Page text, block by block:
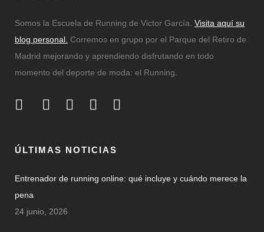
Somos la Escuela de Running de Victor García. Visita aquí su
blog personal. Corremos en grupo por el Parque del Retiro de
Madrid mejorando y aprendiendo disfrutando en todo
momento del deporte de moda: el Running.
ÚLTIMAS NOTICIAS
Entrenador de running online: qué incluye y cuándo merece la
pena
24 junio, 2026